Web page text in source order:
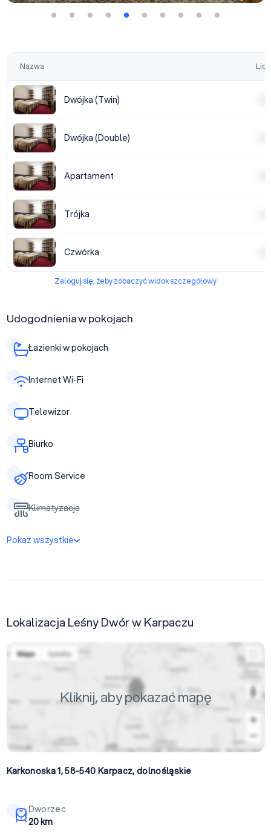
Nazwa
Dwójka (Twin)
Dwójka (Double)
Apartament
Trójka
Czwórka
Zaloguj się, żeby zobaczyć widok szczegółowy
Udogodnienia w pokojach
Łazienki w pokojach
Internet Wi-Fi
Telewizor
Biurko
Room Service
Klimatyzacja
Pokaż wszystkie
Lokalizacja Leśny Dwór w Karpaczu
Kliknij, aby pokazać mapę
Karkonoska 1, 58-540 Karpacz,dolnośląskie
Dworzec
20 km